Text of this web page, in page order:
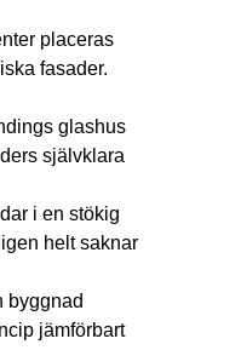
placeras
fasader.
glashus
självklara
i en stökig
helt saknar
byggnad
jämförbart